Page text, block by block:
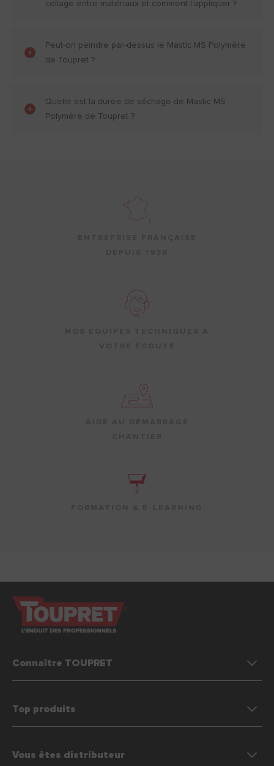
collage entre matériaux et comment l’appliquer ?
Peut-on peindre par-dessus le Mastic MS Polymère
de Toupret ?
Quelle est la durée de séchage de Mastic MS
Polymère de Toupret ?
Connaître TOUPRET
Top produits
Vous êtes distributeur